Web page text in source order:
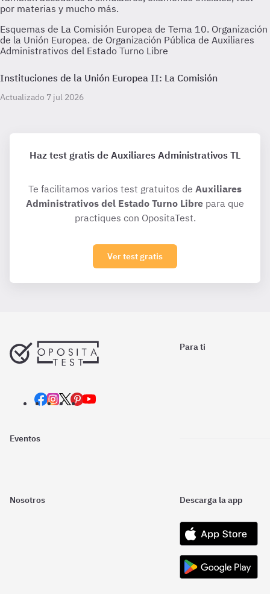
Esquemas de La Comisión Europea de Tema 10. Organización
de la Unión Europea. de Organización Pública de Auxiliares
Administrativos del Estado Turno Libre
Instituciones de la Unión Europea II: La Comisión
Actualizado 7 jul 2026
Haz test gratis de Auxiliares Administrativos TL
Te facilitamos varios test gratuitos de Auxiliares
Administrativos del Estado Turno Libre para que
practiques con OpositaTest.
Ver test gratis
Para ti
Eventos
Nosotros Descarga la app